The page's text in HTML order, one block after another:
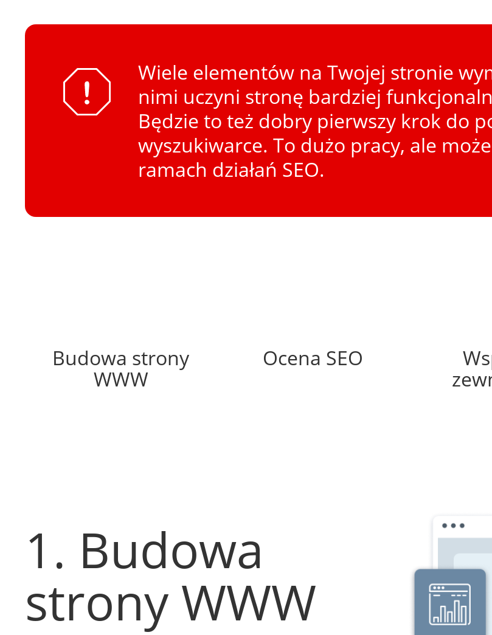
Wiele elementów na Twojej stronie
nimi uczyni stronę bardziej
Będzie to też dobry pierwszy krok do
wyszukiwarce. To dużo pracy, ale
ramach działań SEO.
Budowa strony
WWW
Ocena SEO
1. Budowa
strony WWW